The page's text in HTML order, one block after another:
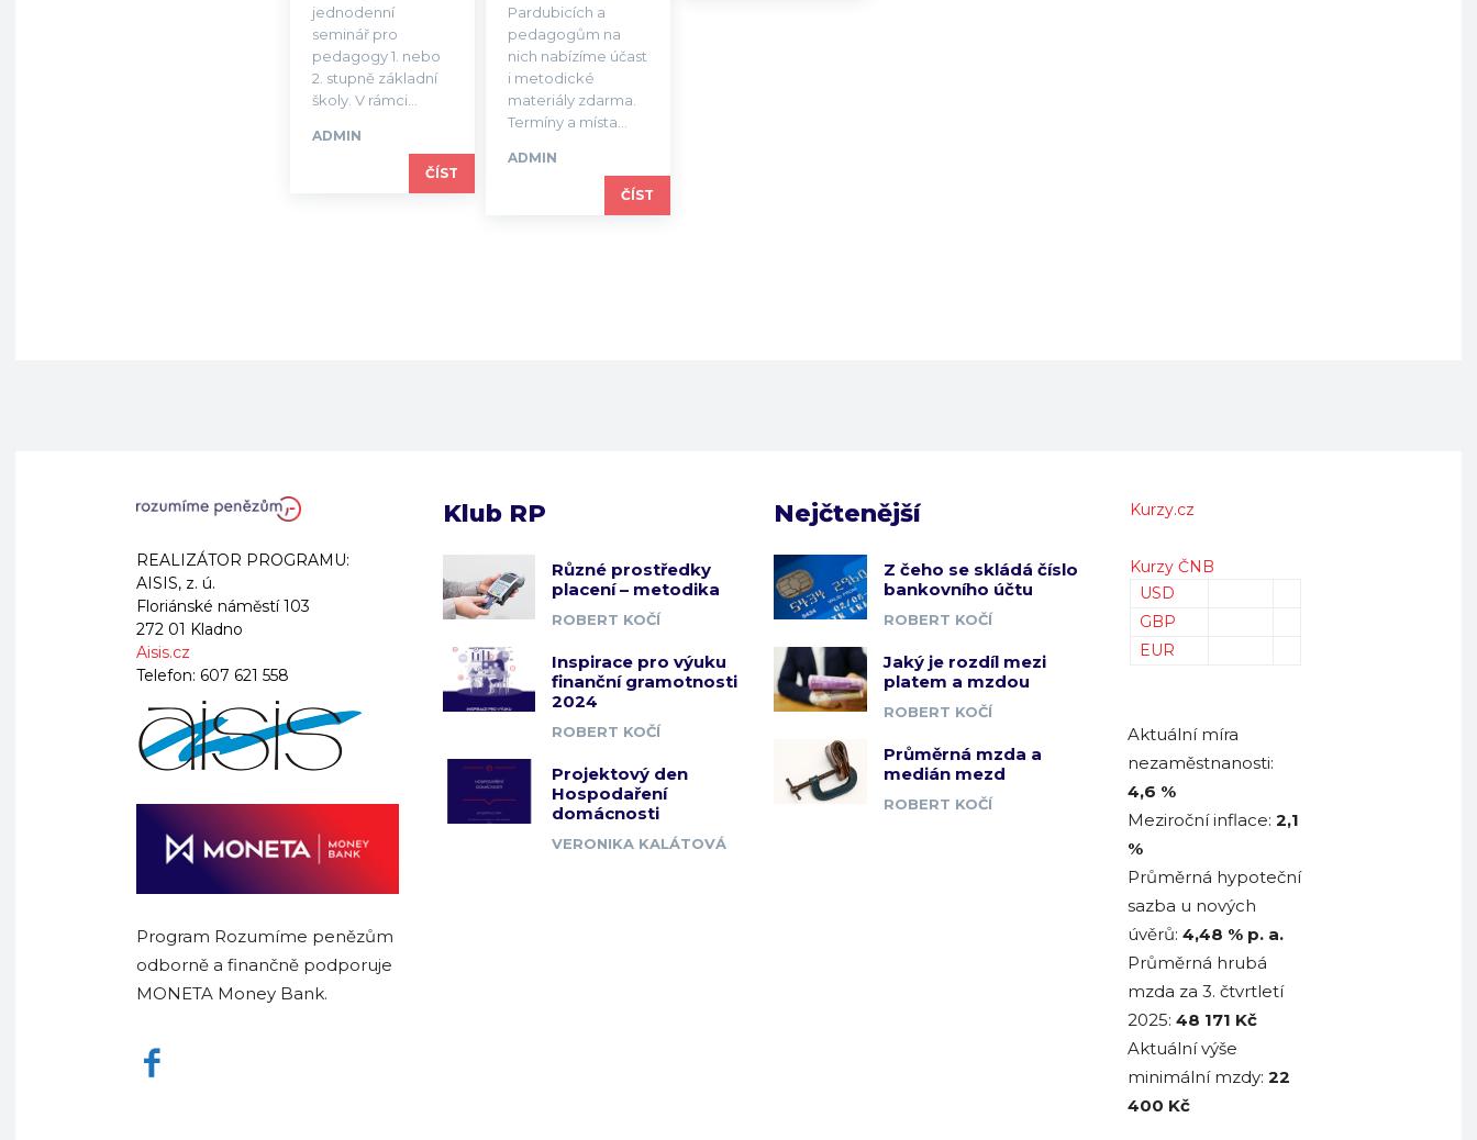
jednodenní
seminář pro
pedagogy 1. nebo
2. stupně základní
školy. V rámci...
ADMIN
ČÍST
Pardubicích a
pedagogům na
nich nabízíme účast
i metodické
materiály zdarma.
Termíny a místa...
ADMIN
ČÍST
REALIZÁTOR PROGRAMU:
AISIS, z. ú.
Floriánské náměstí 103
272 01 Kladno
Aisis.cz
Telefon: 607 621 558
Program Rozumíme penězům
odborně a finančně podporuje
MONETA Money Bank.
Klub RP
Různé prostředky
placení – metodika
ROBERT KOČÍ
Inspirace pro výuku
finanční gramotnosti
2024
ROBERT KOČÍ
Projektový den
Hospodaření
domácnosti
VERONIKA KALÁTOVÁ
Nejčtenější
Z čeho se skládá číslo
bankovního účtu
ROBERT KOČÍ
Jaký je rozdíl mezi
platem a mzdou
ROBERT KOČÍ
Průměrná mzda a
medián mezd
ROBERT KOČÍ
Kurzy.cz
Kurzy ČNB
USD
GBP
EUR
Aktuální míra
nezaměstnanosti:
4,6 %
Meziroční inflace: 2,1
%
Průměrná hypoteční
sazba u nových
úvěrů: 4,48 % p. a.
Průměrná hrubá
mzda za 3. čtvrtletí
2025: 48 171 Kč
Aktuální výše
minimální mzdy: 22
400 Kč